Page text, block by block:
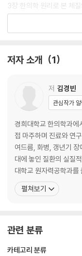
3장:한의학 원리로 본 체
〈동의수세보원(東醫壽世
- 사상체질론(四象體質
5장: 노화가 천천히 진행되
7장: 의학 건강 상식 레벨
8장: 치료가 잘 안 되는 질
9장: 적절한 체력 증진 관
에필로그
저자 소개 1
저 김경빈
관심작가
경희대학교 한의학과에
접 마주하며 진료와 연
여드름, 화병, 갱년기
대에 놓인 질환의 실질
대학교 원자력공학과를
의학에 대한 과학적 접
외래교수, 경산대학교
펼쳐보기
관련 분류
카테고리 분류